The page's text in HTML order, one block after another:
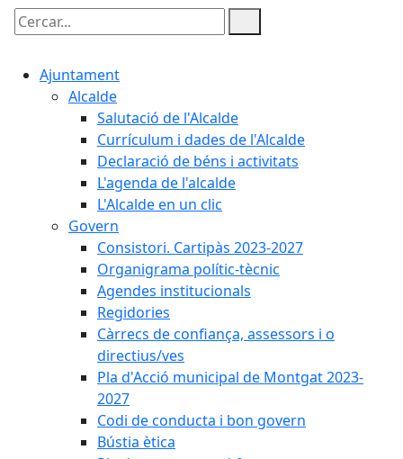
Cercar:
Ajuntament
Alcalde
Salutació de l'Alcalde
Currículum i dades de l'Alcalde
Declaració de béns i activitats
L'agenda de l'alcalde
L'Alcalde en un clic
Govern
Consistori. Cartipàs 2023-2027
Organigrama polític-tècnic
Agendes institucionals
Regidories
Càrrecs de confiança, assessors i o
directius/ves
Pla d'Acció municipal de Montgat 2023-
2027
Codi de conducta i bon govern
Bústia ètica